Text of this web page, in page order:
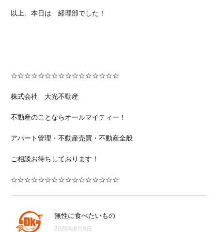
以上、本日は 経理部でした！
☆☆☆☆☆☆☆☆☆☆☆☆☆☆☆☆
株式会社 大光不動産
不動産のことならオールマイティー！
アパート管理・不動産売買・不動産全般
ご相談お待ちしております！
☆☆☆☆☆☆☆☆☆☆☆☆☆☆☆☆
無性に食べたいもの
2026年8月8日